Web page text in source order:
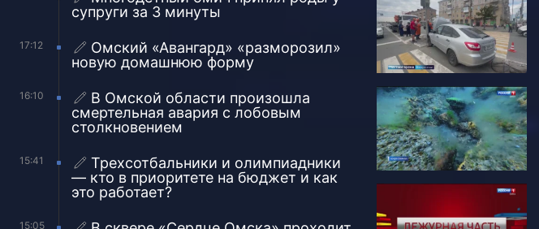
супруги за 3 минуты
17:12
Омский «Авангард» «разморозил»
новую домашнюю форму
16:10
В Омской области произошла
смертельная авария с лобовым
столкновением
15:41
Трехсотбальники и олимпиадники
— кто в приоритете на бюджет и как
это работает?
15:05